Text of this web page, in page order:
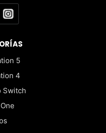
5
4
Switch